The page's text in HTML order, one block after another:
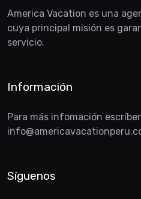
America Vacation es una
cuya principal misión es
servicio.
Información
Para más infomación
Síguenos